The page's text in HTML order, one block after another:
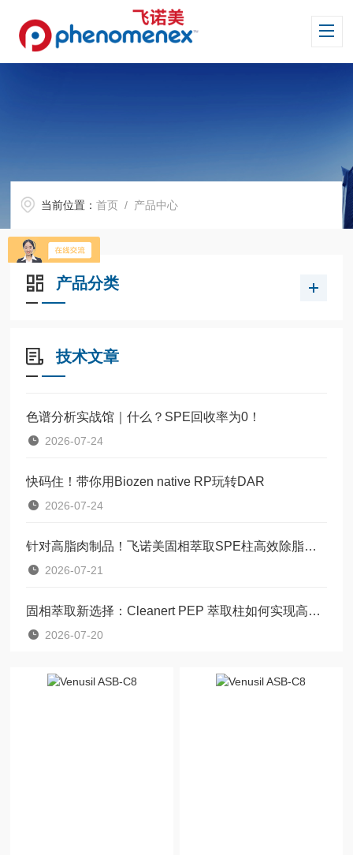
当前位置：首页 / 产品中心
产品分类
技术文章
色谱分析实战馆｜什么？SPE回收率为0！
2026-07-24
快码住！带你用Biozen native RP玩转DAR
2026-07-24
针对高脂肉制品！飞诺美固相萃取SPE柱高效除脂净化方案
2026-07-21
固相萃取新选择：Cleanert PEP 萃取柱如何实现高效样品前处理?
2026-07-20